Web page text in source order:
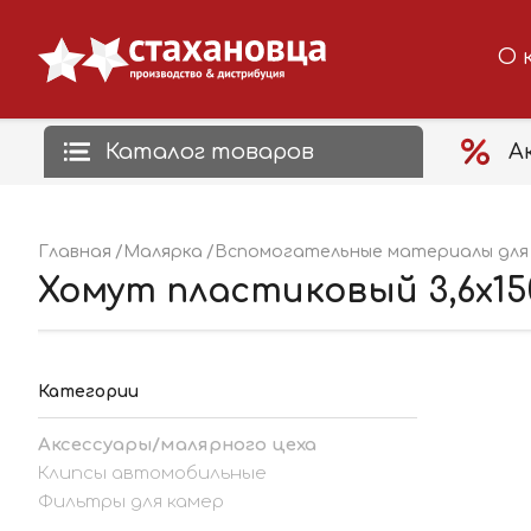
О
Каталог товаров
Главная Малярка Вспомогательные материалы для
Хомут пластиковый
Категории
Аксессуары/малярного цеха
Клипсы автомобильные
Фильтры для камер